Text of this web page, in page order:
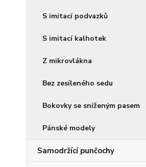
S imitací podvazků
S imitací kalhotek
Z mikrovlákna
Bez zesíleného sedu
Bokovky se sníženým pasem
Pánské modely
Samodržící punčochy